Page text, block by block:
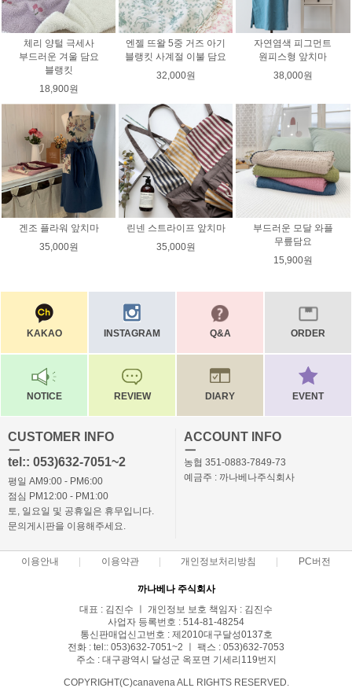
체리 양털 극세사
부드러운 겨울 담요
블랭킷
18,900원
엔젤 뜨왈 5중 거즈 아기
블랭킷 사계절 이불 담요
32,000원
자연염색 피그먼트
원피스형 앞치마
38,000원
겐조 플라워 앞치마
35,000원
린넨 스트라이프 앞치마
35,000원
부드러운 모달 와플
무릎담요
15,900원
KAKAO INSTAGRAM Q&A ORDER
NOTICE REVIEW DIARY EVENT
CUSTOMER INFO
ㅡ
tel:: 053)632-7051~2
평일 AM9:00 - PM6:00
점심 PM12:00 - PM1:00
토, 일요일 및 공휴일은 휴무입니다.
문의게시판을 이용해주세요.
ACCOUNT INFO
ㅡ
농협 351-0883-7849-73
예금주 : 까나베나주식회사
이용안내 이용약관 개인정보처리방침 PC버전
까나베나 주식회사
대표 : 김진수 ㅣ 개인정보 보호 책임자 : 김진수
사업자 등록번호 : 514-81-48254
통신판매업신고번호 : 제2010대구달성0137호
전화 : tel:: 053)632-7051~2 ㅣ 팩스 : 053)632-7053
주소 : 대구광역시 달성군 옥포면 기세리119번지
COPYRIGHT(C)canavena ALL RIGHTS RESERVED.